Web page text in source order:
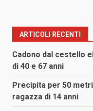
ARTICOLI RECENTI
Cadono dal cestello
di 40 e 67 anni
Precipita per 50
ragazza di 14 anni